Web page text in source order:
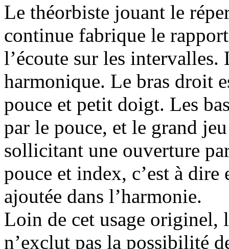
Le théorbiste jouant le
continue fabrique le
l’écoute sur les intervalles.
harmonique. Le bras droit
pouce et petit doigt. Les
par le pouce, et le grand
sollicitant une ouverture
pouce et index, c’est à dire
ajoutée dans l’harmonie.
Loin de cet usage originel,
n’exclut pas la possibilité